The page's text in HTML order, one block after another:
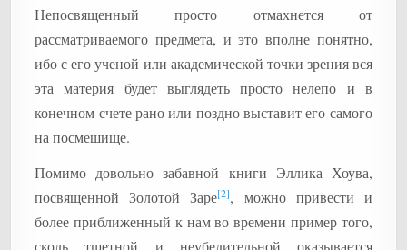
Непосвященный просто отмахнется от
рассматриваемого предмета, и это вполне понятно,
ибо с его ученой или академической точки зрения вся
эта материя будет выглядеть просто нелепо и в
конечном счете рано или поздно выставит его самого
на посмешище.
Помимо довольно забавной книги Эллика Хоува,
посвященной Золотой Заре[2], можно привести и
более приближенный к нам во времени пример того,
сколь тщетной и неубедительной оказывается